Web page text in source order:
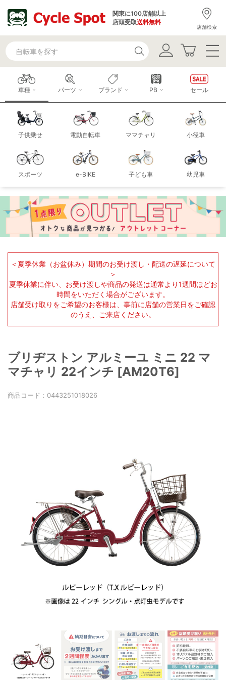
関東に100店舗以上
店頭受取送料無料
店舗検索
車種
子供乗せ 電動自転車 ママチャリ 小径車
スポーツ e-BIKE 子ども車 幼児車
パーツ ブランド PB セール
＜夏季休業（お盆休み）期間のお受け渡し・配送の遅延について
＞
夏季休業に伴い、お受け渡しや商品の発送は通常より1週間ほどお
時間をいただく場合がございます。
店舗受け取りをご希望のお客様は、事前に店舗の営業日をご確認
のうえ、ご来店ください。
ブリヂストン アルミーユ ミニ 22 マ
マチャリ 22インチ [AM20T6]
商品コード： 0443251018026